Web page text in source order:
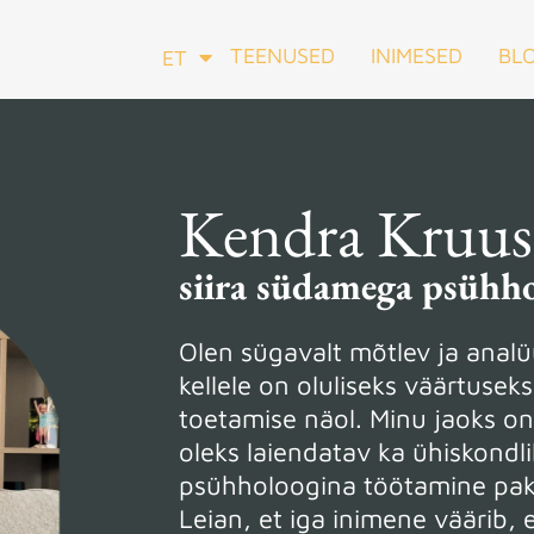
ET
EN TEENUSED INIMESED
Kendra
siira südamega
Olen sügavalt mõtlev ja
kellele on oluliseks
toetamise näol. Minu jaoks
oleks laiendatav ka
psühholoogina töötamine
Leian, et iga inimene väärib,